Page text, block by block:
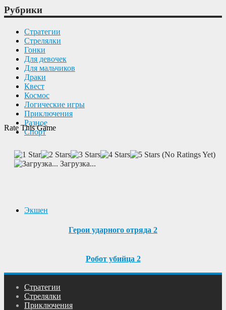
Rate This Game
(No Ratings Yet)
Загрузка...
Рубрики
Cтратегии
Cтрелялки
Гонки
Для девочек
Для мальчиков
Драки
Квест
Космос
Логические игры
Приключения
Разное
Спорт
Экшен
Герои ударного отряда 2
Робот убийца 2
Cтратегии
Cтрелялки
Приключения